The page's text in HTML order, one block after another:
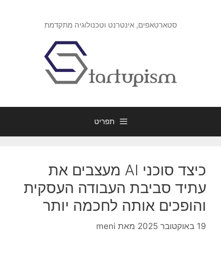
סטארטאפים, אינטרנט וטכנולוגיה מתקדמת
תפריט
כיצד סוכני AI מעצבים את
עתיד סביבת העבודה העסקית
והופכים אותה לחכמה יותר
19 באוקטובר 2025 מאת meni